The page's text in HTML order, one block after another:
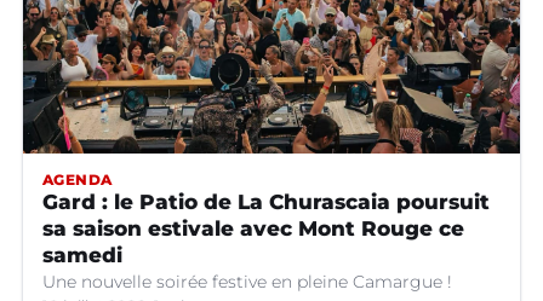
AGENDA
Gard : le Patio de La Churascaia poursuit
sa saison estivale avec Mont Rouge ce
samedi
Une nouvelle soirée festive en pleine Camargue !